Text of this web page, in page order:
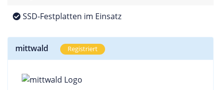
SSD-Festplatten im Einsatz
mittwald Registriert